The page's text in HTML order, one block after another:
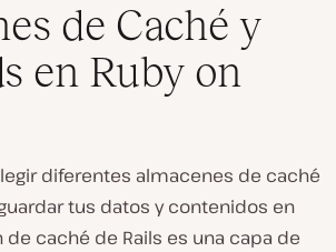
de Caché y
en Ruby on
diferentes almacenes de caché
tus datos y contenidos en
de caché de Rails es una capa de